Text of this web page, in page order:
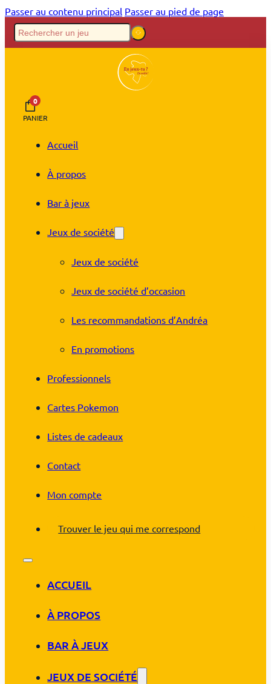
Passer au contenu principal Passer au pied de page
0
PANIER
Accueil
À propos
Bar à jeux
Jeux de société
Jeux de société
Jeux de société d’occasion
Les recommandations d’Andréa
En promotions
Professionnels
Cartes Pokemon
Listes de cadeaux
Contact
Mon compte
Trouver le jeu qui me correspond
ACCUEIL
À PROPOS
BAR À JEUX
JEUX DE SOCIÉTÉ